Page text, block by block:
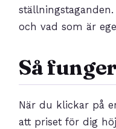
och vad som är
Så
När du klickar på
att priset för dig